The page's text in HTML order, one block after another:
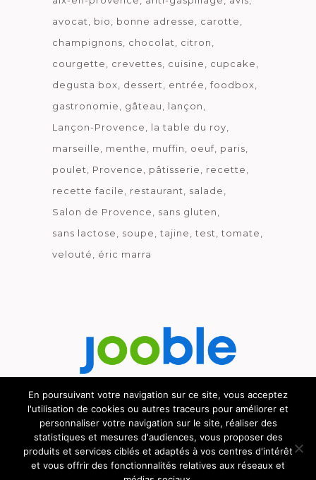
avocat
bio bonne adresse
carotte
champignons
chocolat
citron
courgette
crevettes cuisine
cupcake
degusta box
dessert entrée
foodbox
gastronomie
gâteau
lançon
Lançon-Provence
la table du roy
marseille
menthe muffin oeuf paris
poulet
Provence pâtisserie
recette
recette facile
restaurant
salade
Salon de Provence
sans gluten
sans lactose
soupe tajine test
tomate
velouté
éric marra
Découvrez le métier de la cuisine.
En poursuivant votre navigation sur ce site, vous acceptez
l'utilisation de cookies ou autres traceurs pour améliorer et
personnaliser votre navigation sur le site, réaliser des
statistiques et mesures d'audiences, vous proposer des
produits et services ciblés et adaptés à vos centres d'intérêt
et vous offrir des fonctionnalités relatives aux réseaux et